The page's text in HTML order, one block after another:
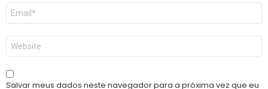
E-
mail
*
Site
Salvar meus dados neste navegador para a próxima vez que eu